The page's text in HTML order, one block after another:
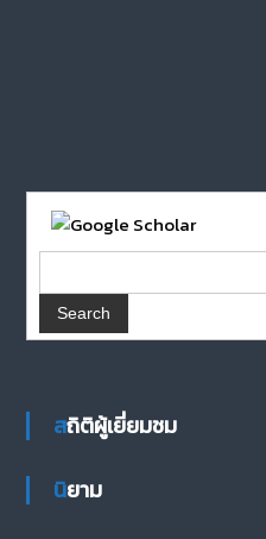
สถิติผู้เยี่ยมชม
นิยาม